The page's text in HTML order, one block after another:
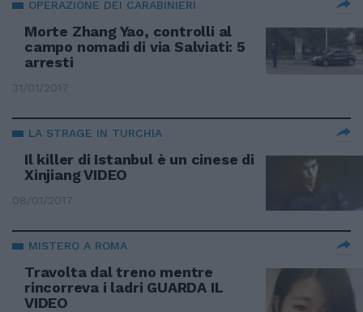
OPERAZIONE DEI CARABINIERI
Morte Zhang Yao, controlli al
campo nomadi di via Salviati: 5
arresti
31/01/2017
LA STRAGE IN TURCHIA
Il killer di Istanbul è un cinese di
Xinjiang VIDEO
08/01/2017
MISTERO A ROMA
Travolta dal treno mentre
rincorreva i ladri GUARDA IL
VIDEO